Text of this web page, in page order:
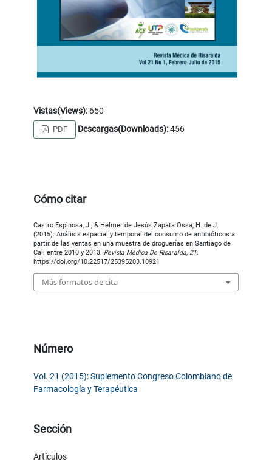
Vistas(Views): 650
PDF Descargas(Downloads):456
Cómo citar
Castro Espinosa, J., & Helmer de Jesús Zapata Ossa, H. de J.
(2015). Análisis espacial y temporal del consumo de antibióticos a
partir de las ventas en una muestra de droguerías en Santiago de
Cali entre 2010 y 2013. Revista Médica De Risaralda,21.
https://doi.org/10.22517/25395203.10921
Más formatos de cita
Número
Vol. 21 (2015): Suplemento Congreso Colombiano de
Farmacología y Terapéutica
Sección
Artículos